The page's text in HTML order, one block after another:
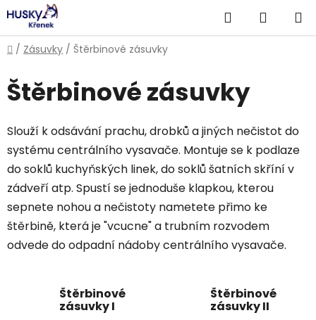
Přejít
na
obsah
Hledat
KOŠÍK
Domů
/ Zásuvky / Štěrbinové zásuvky
Štěrbinové zásuvky
Slouží k odsávání prachu, drobků a jiných nečistot do
systému centrálního vysavače. Montuje se k podlaze
do soklů kuchyňských linek, do soklů šatních skříní v
zádveří atp. Spustí se jednoduše klapkou, kterou
sepnete nohou a nečistoty nametete přimo ke
štěrbině, která je "vcucne" a trubním rozvodem
odvede do odpadní nádoby centrálního vysavače.
Štěrbinové
zásuvky I
Štěrbinové
zásuvky II